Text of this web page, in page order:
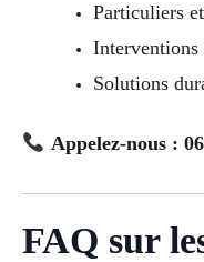
Particuliers
Interventions
Solutions
Appelez-nous :
FAQ sur